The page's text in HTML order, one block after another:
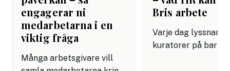
engagerar ni
medarbetarna i en
viktig fråga
Många arbetsgivare vill
Bris arbete
Varje dag lyssnar
kuratorer på barn